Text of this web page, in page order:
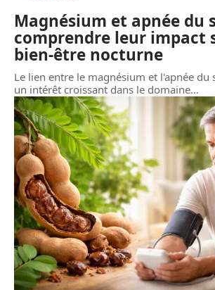
Magnésium et apnée du
comprendre leur impact
bien-être nocturne
Le lien entre le magnésium et l'apnée du
un intérêt croissant dans le domaine…